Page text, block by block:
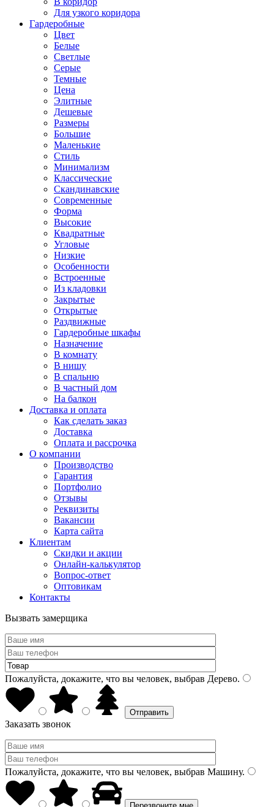
Для узкого коридора
Гардеробные
Цвет
Белые
Светлые
Серые
Темные
Цена
Элитные
Дешевые
Размеры
Большие
Маленькие
Стиль
Минимализм
Классические
Скандинавские
Современные
Форма
Высокие
Квадратные
Угловые
Низкие
Особенности
Встроенные
Из кладовки
Закрытые
Открытые
Раздвижные
Гардеробные шкафы
Назначение
В комнату
В нишу
В спальню
В частный дом
На балкон
Доставка и оплата
Как сделать заказ
Доставка
Оплата и рассрочка
О компании
Производство
Гарантия
Портфолио
Отзывы
Реквизиты
Вакансии
Карта сайта
Клиентам
Скидки и акции
Онлайн-калькулятор
Вопрос-ответ
Оптовикам
Контакты
Вызвать замерщика
Пожалуйста, докажите, что вы человек, выбрав Дерево.
Заказать звонок
Пожалуйста, докажите, что вы человек, выбрав Машину.